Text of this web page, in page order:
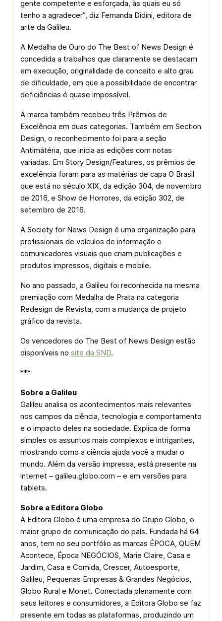
gente competente e esforçada, às quais eu só
tenho a agradecer”, diz Fernanda Didini, editora de
arte da Galileu.
A Medalha de Ouro do The Best of News Design é
concedida a trabalhos que claramente se destacam
em execução, originalidade de conceito e alto grau
de dificuldade, em que a possibilidade de encontrar
deficiências é quase impossível.
A marca também recebeu três Prêmios de
Excelência em duas categorias. Também em Section
Design, o reconhecimento foi para a seção
Antimátéria, que inicia as edições com notas
variadas. Em Story Design/Features, os prêmios de
excelência foram para as matérias de capa O Brasil
que está no século XIX, da edição 304, de novembro
de 2016, e Show de Horrores, da edição 302, de
setembro de 2016.
A Society for News Design é uma organização para
profissionais de veículos de informação e
comunicadores visuais que criam publicações e
produtos impressos, digitais e mobile.
No ano passado, a Galileu foi reconhecida na mesma
premiação com Medalha de Prata na categoria
Redesign de Revista, com a mudança de projeto
gráfico da revista.
Os vencedores do The Best of News Design estão
disponíveis no site da SND.
***
Sobre a Galileu
Galileu analisa os acontecimentos mais relevantes
nos campos da ciência, tecnologia e comportamento
e o impacto deles na sociedade. Explica de forma
simples os assuntos mais complexos e intrigantes,
mostrando como a ciência ajuda você a mudar o
mundo. Além da versão impressa, está presente na
internet – galileu.globo.com – e em versões para
tablets.
Sobre a Editora Globo
A Editora Globo é uma empresa do Grupo Globo, o
maior grupo de comunicação do país. Fundada há 64
anos, tem no seu portfólio as marcas ÉPOCA, QUEM
Acontece, Época NEGÓCIOS, Marie Claire, Casa e
Jardim, Casa e Comida, Crescer, Autoesporte,
Galileu, Pequenas Empresas & Grandes Negócios,
Globo Rural e Monet. Conectada plenamente com
seus leitores e consumidores, a Editora Globo se faz
presente em todas as plataformas, produzindo um